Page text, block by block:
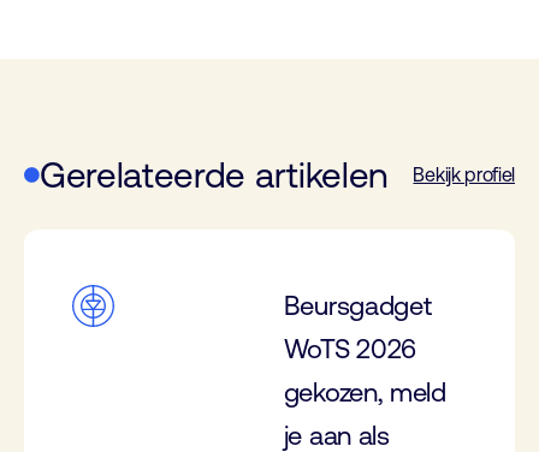
Gerelateerde artikelen Bekijk profiel
Beursgadget
WoTS 2026
gekozen, meld
je aan als